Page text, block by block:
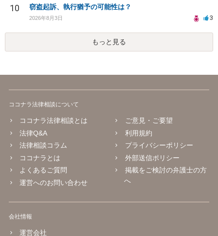
10 窃盗起訴、執行猶予の可能性は？
2026年8月3日 3
もっと見る
ココナラ法律相談について
ココナラ法律相談とは
法律Q&A
法律相談コラム
ココナラとは
よくあるご質問
運営へのお問い合わせ
ご意見・ご要望
利用規約
プライバシーポリシー
外部送信ポリシー
掲載をご検討の弁護士の方
へ
会社情報
運営会社